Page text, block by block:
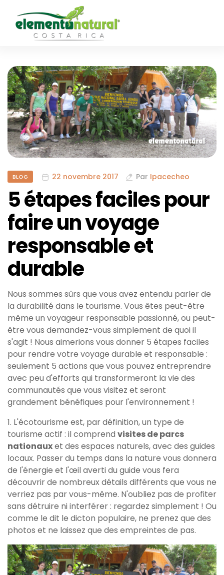
BLOG 22 novembre 2017 Par Ipacecheo
5 étapes faciles pour
faire un voyage
responsable et
durable
Nous sommes sûrs que vous avez entendu parler de
la durabilité dans le tourisme. Vous êtes peut-être
même un voyageur responsable passionné, ou peut-
être vous demandez-vous simplement de quoi il
s'agit ! Nous aimerions vous donner 5 étapes faciles
pour rendre votre voyage durable et responsable :
seulement 5 actions que vous pouvez entreprendre
avec peu d'efforts qui transformeront la vie des
communautés que vous visitez et seront
grandement bénéfiques pour l'environnement !
1. L'écotourisme est, par définition, un type de
tourisme actif : il comprend visites de parcs
nationauxet des espaces naturels, avec des guides
locaux. Passer du temps dans la nature vous donnera
de l'énergie et l'œil averti du guide vous fera
découvrir de nombreux détails différents que vous ne
verriez pas par vous-même. N'oubliez pas de profiter
sans détruire ni interférer : regardez simplement ! Ou
comme le dit le dicton populaire, ne prenez que des
photos et ne laissez que des empreintes de pas.